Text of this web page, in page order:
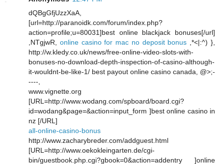
dQBgGfjUzzXaA,
[url=http://paranoidk.com/forum/index.php?
action=profile;u=80031]best online blackjack bonuses[/url]
,NTgjwR, online casino for mac no deposit bonus ,*<|:^) },
http://w.kledy.co.uk/news/free-online-video-slots-with-
bonuses-no-download-depth-inspection-of-casino-although-
it-wouldnt-be-like-1/ best payout online casino canada, @>;-
----,
www.vignette.org
[URL=http://www.wodang.com/spboard/board.cgi?
id=wodang&page=&action=input_form ]best online casino in
nz [/URL]
all-online-casino-bonus
http://www.zacharybreder.com/addguest.html
[URL=http://www.oekokleingarten.de/cgi-
bin/guestbook.php.cgi?gbook=0&action=addentry ]online